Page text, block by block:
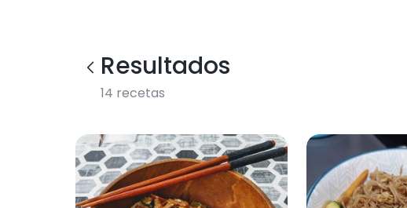
Resultados
14 recetas